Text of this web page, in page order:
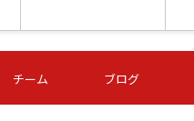
第16節 09/05 (土) 16:00
ＡＧＦ
-
チーム ブログ